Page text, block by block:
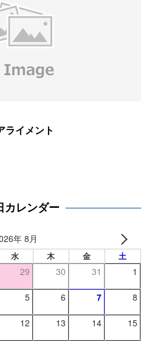
ライメント
カレンダー
年 8月
水 木 金 土
29 30 31 1
5 6 7 8
12 13 14 15